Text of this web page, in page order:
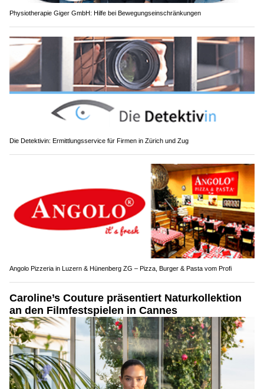
Physiotherapie Giger GmbH: Hilfe bei Bewegungseinschränkungen
Die Detektivin: Ermittlungsservice für Firmen in Zürich und Zug
Angolo Pizzeria in Luzern & Hünenberg ZG – Pizza, Burger & Pasta vom Profi
Caroline’s Couture präsentiert Naturkollektion
an den Filmfestspielen in Cannes